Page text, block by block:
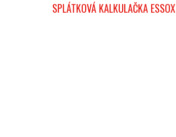
SPLÁTKOVÁ KALKULAČKA ESSOX